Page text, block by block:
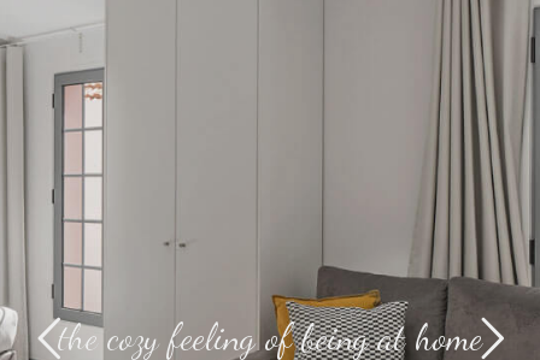
the cozy feeling of being at home